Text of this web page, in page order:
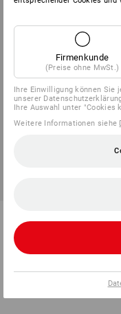
Pan-Head, VG, vz
29
(m. MwSt.) ab 10 Pack
Firmenkunde
(Preise ohne MwSt.)
Ihre Einwilligung können Sie
unserer
Ihre Auswahl unter "Cookies
Weitere Informationen siehe